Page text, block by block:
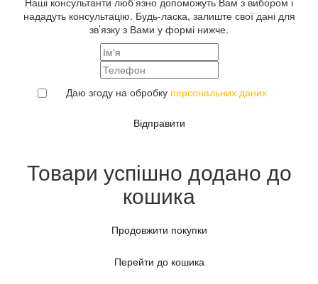
нададуть консультацію. Будь-ласка, залиште свої дані для
зв’язку з Вами у формі нижче.
Даю згоду на обробку персональних даних
Відправити
Товари успішно додано до
кошика
Продовжити покупки
Перейти до кошика